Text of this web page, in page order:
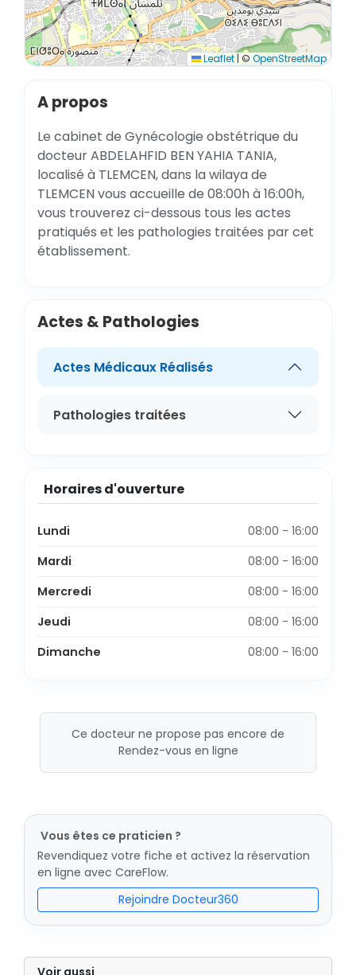
Leaflet | © OpenStreetMap
A propos
Le cabinet de Gynécologie obstétrique du
docteur ABDELAHFID BEN YAHIA TANIA,
localisé à TLEMCEN, dans la wilaya de
TLEMCEN vous accueille de 08:00h à 16:00h,
vous trouverez ci-dessous tous les actes
pratiqués et les pathologies traitées par cet
établissement.
Actes & Pathologies
Actes Médicaux Réalisés
Pathologies traitées
Horaires d'ouverture
Lundi
08:00 - 16:00
Mardi
08:00 - 16:00
Mercredi
08:00 - 16:00
Jeudi
08:00 - 16:00
Dimanche
08:00 - 16:00
Ce docteur ne propose pas encore de
Rendez-vous en ligne
Vous êtes ce praticien ?
Revendiquez votre fiche et activez la réservation
en ligne avec CareFlow.
Rejoindre Docteur360
Voir aussi